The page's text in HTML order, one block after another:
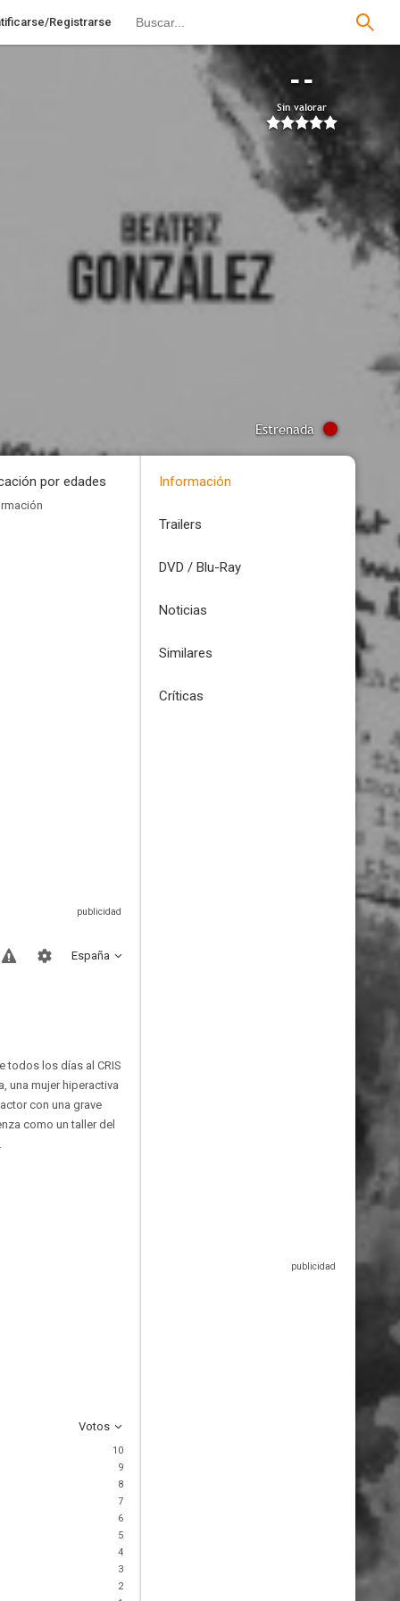
Registrarse
--
Sin valorar
Estrenada
por edades
España
todos los días al CRIS
una mujer hiperactiva
con una grave
como un taller del
Votos
10
9
8
7
6
5
4
3
2
Información
Trailers
DVD / Blu-Ray
Noticias
Similares
Críticas